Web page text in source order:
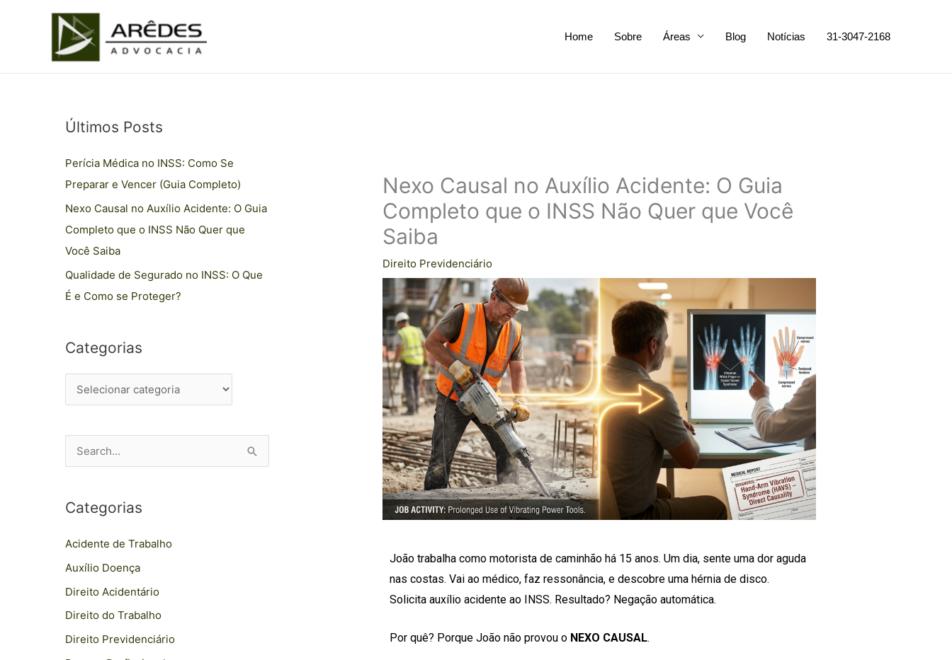
Home Sobre Áreas Blog Notícias 31-3047-2168
Últimos Posts
Perícia Médica no INSS: Como Se
Preparar e Vencer (Guia Completo)
Nexo Causal no Auxílio Acidente: O Guia
Completo que o INSS Não Quer que
Você Saiba
Qualidade de Segurado no INSS: O Que
É e Como se Proteger?
Categorias
C
t
e
g
o
r
i
a
q
u
r
p
Categorias
Acidente de Trabalho
Auxílio Doença
Direito Acidentário
Direito do Trabalho
Direito Previdenciário
Nexo Causal no Auxílio Acidente: O Guia
Completo que o INSS Não Quer que Você
Saiba
Direito Previdenciário
João trabalha como motorista de caminhão há 15 anos. Um dia, sente uma dor aguda
nas costas. Vai ao médico, faz ressonância, e descobre uma hérnia de disco.
Solicita auxílio acidente ao INSS. Resultado? Negação automática.
Por quê? Porque João não provou o NEXO CAUSAL.